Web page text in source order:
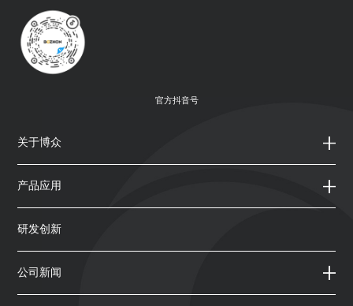
官方抖音号
关于博众
产品应用
研发创新
公司新闻